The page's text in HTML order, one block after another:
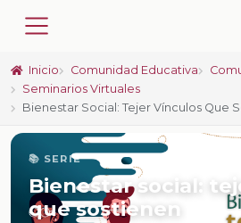
Inicio Comunidad Educativa
Seminarios Virtuales
Bienestar Social: Tejer Vínculos Que
📚 SERIE
Bienestar social:
que sostienen